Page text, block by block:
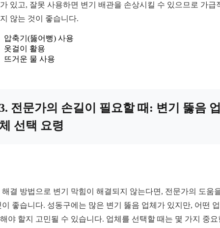
있고, 잘못 사용하면 변기 배관을 손상시킬 수 있으므로 가급
않는 것이 좋습니다.
압축기(뚫어뻥) 사용
옷걸이 활용
뜨거운 물 사용
전문가의 손길이 필요할 때: 변기 뚫음
선택 요령
해결 방법으로 변기 막힘이 해결되지 않는다면, 전문가의 도움
이 좋습니다. 성동구에는 많은 변기 뚫음 업체가 있지만, 어떤
야 할지 고민될 수 있습니다. 업체를 선택할 때는 몇 가지 중요